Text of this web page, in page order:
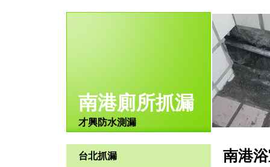
南港廁所抓漏
才興防水測漏
台北抓漏
南港